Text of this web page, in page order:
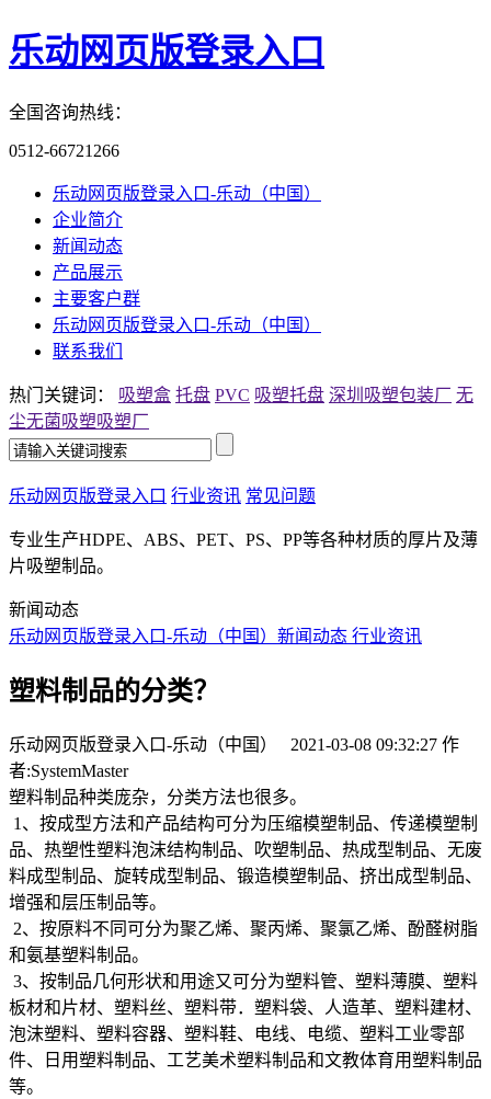
乐动网页版登录入口
全国咨询热线：
0512-66721266
乐动网页版登录入口-乐动（中国）
企业简介
新闻动态
产品展示
主要客户群
乐动网页版登录入口-乐动（中国）
联系我们
热门关键词： 吸塑盒 托盘 PVC 吸塑托盘 深圳吸塑包装厂 无
尘无菌吸塑吸塑厂
乐动网页版登录入口 行业资讯 常见问题
专业生产HDPE、ABS、PET、PS、PP等各种材质的厚片及薄
片吸塑制品。
新闻动态
乐动网页版登录入口-乐动（中国） 新闻动态 行业资讯
塑料制品的分类？
乐动网页版登录入口-乐动（中国） 2021-03-08 09:32:27 作
者:SystemMaster
塑料制品种类庞杂，分类方法也很多。
1、按成型方法和产品结构可分为压缩模塑制品、传递模塑制
品、热塑性塑料泡沫结构制品、吹塑制品、热成型制品、无废
料成型制品、旋转成型制品、锻造模塑制品、挤出成型制品、
增强和层压制品等。
2、按原料不同可分为聚乙烯、聚丙烯、聚氯乙烯、酚醛树脂
和氨基塑料制品。
3、按制品几何形状和用途又可分为塑料管、塑料薄膜、塑料
板材和片材、塑料丝、塑料带．塑料袋、人造革、塑料建材、
泡沫塑料、塑料容器、塑料鞋、电线、电缆、塑料工业零部
件、日用塑料制品、工艺美术塑料制品和文教体育用塑料制品
等。